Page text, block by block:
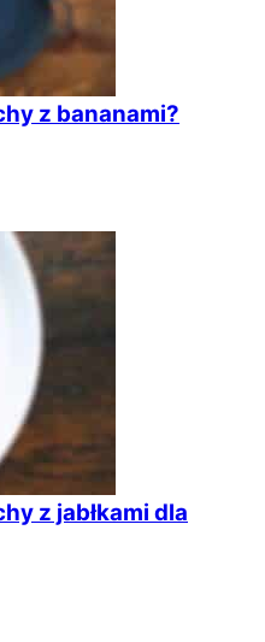
z bananami?
z jabłkami dla